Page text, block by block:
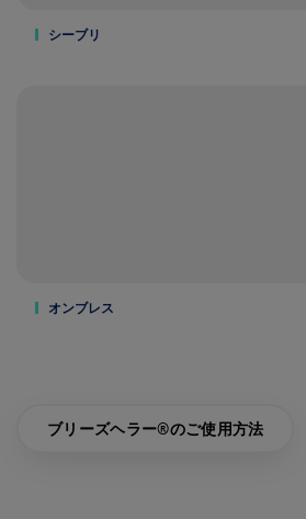
シーブリ
オンブレス
ブリーズヘラー®のご使用方法